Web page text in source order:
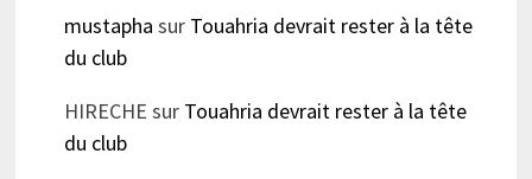
mustapha sur Touahria devrait rester à la tête
du club
HIRECHE sur Touahria devrait rester à la tête
du club